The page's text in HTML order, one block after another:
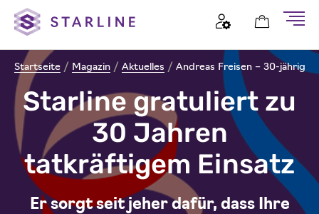
Startseite / Magazin / Aktuelles / Andreas Freisen – 30-jähriges
Starline gratuliert zu
30 Jahren
tatkräftigem Einsatz
Er sorgt seit jeher dafür, dass Ihre